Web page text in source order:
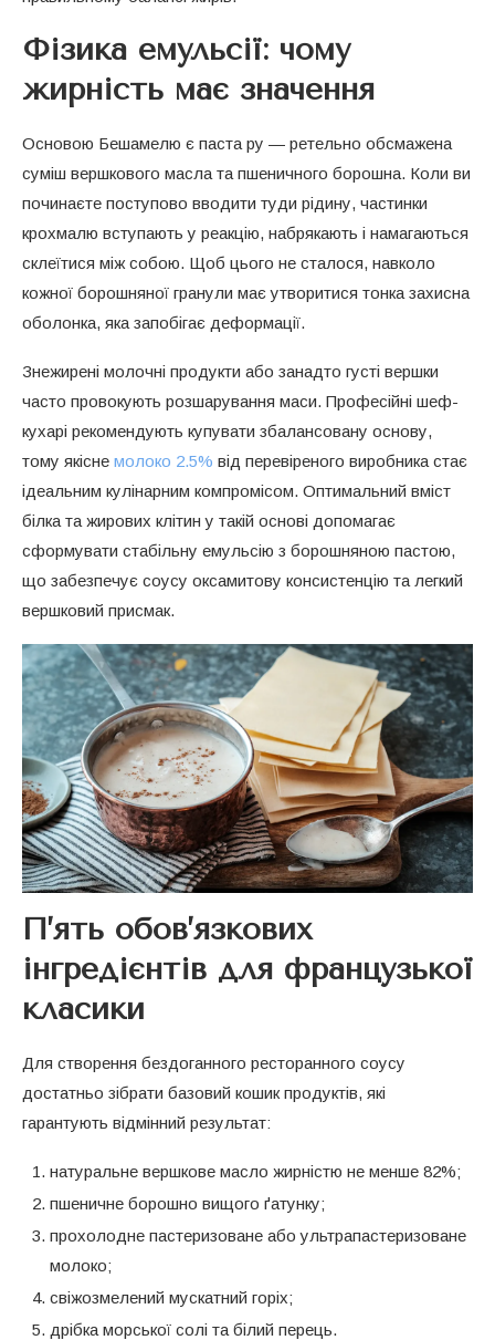
Фізика емульсії: чому
жирність має значення
Основою Бешамелю є паста ру — ретельно обсмажена
суміш вершкового масла та пшеничного борошна. Коли ви
починаєте поступово вводити туди рідину, частинки
крохмалю вступають у реакцію, набрякають і намагаються
склеїтися між собою. Щоб цього не сталося, навколо
кожної борошняної гранули має утворитися тонка захисна
оболонка, яка запобігає деформації.
Знежирені молочні продукти або занадто густі вершки
часто провокують розшарування маси. Професійні шеф-
кухарі рекомендують купувати збалансовану основу,
тому якісне молоко 2.5% від перевіреного виробника стає
ідеальним кулінарним компромісом. Оптимальний вміст
білка та жирових клітин у такій основі допомагає
сформувати стабільну емульсію з борошняною пастою,
що забезпечує соусу оксамитову консистенцію та легкий
вершковий присмак.
П’ять обов’язкових
інгредієнтів для французької
класики
Для створення бездоганного ресторанного соусу
достатньо зібрати базовий кошик продуктів, які
гарантують відмінний результат:
натуральне вершкове масло жирністю не менше 82%;
пшеничне борошно вищого ґатунку;
прохолодне пастеризоване або ультрапастеризоване
молоко;
свіжозмелений мускатний горіх;
дрібка морської солі та білий перець.